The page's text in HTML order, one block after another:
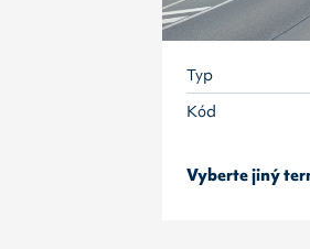
Typ
Kód
Vyberte jiný